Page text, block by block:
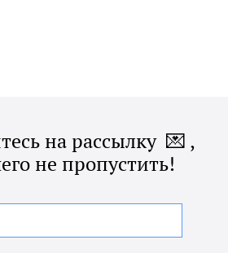
на рассылку 💌 ,
не пропустить!